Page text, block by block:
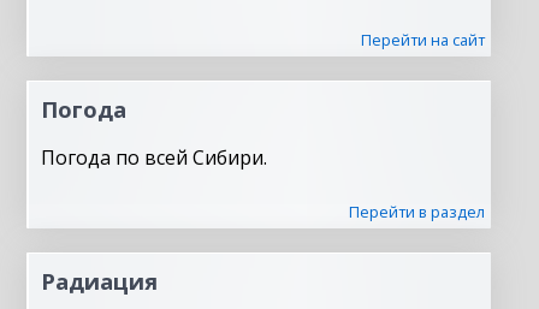
Перейти на сайт
Погода
Погода по всей Сибири.
Перейти в раздел
Радиация